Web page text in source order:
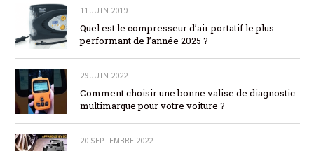
11 JUIN 2019
Quel est le compresseur d’air portatif le plus
performant de l’année 2025 ?
29 JUIN 2022
Comment choisir une bonne valise de diagnostic
multimarque pour votre voiture ?
20 SEPTEMBRE 2022